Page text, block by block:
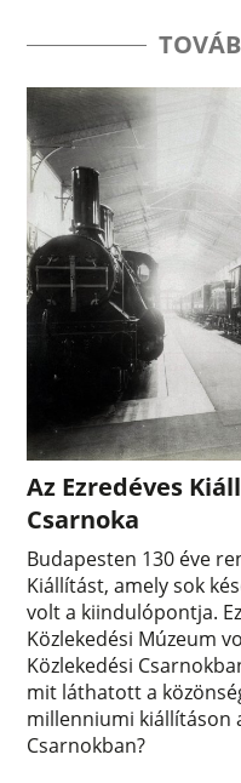
Az Ezredéves
Csarnoka
Budapesten 130 éve
Kiállítást, amely sok
volt a kiindulópontja.
Közlekedési Múzeum
Közlekedési
mit láthatott a
millenniumi kiállításon
Csarnokban?